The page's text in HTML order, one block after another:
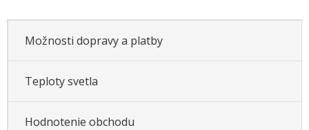
Možnosti dopravy a platby
Teploty svetla
Hodnotenie obchodu